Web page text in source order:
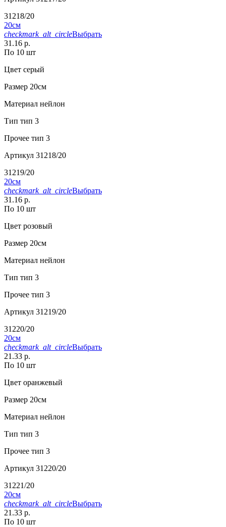
31218/20
20см
checkmark_alt_circleВыбрать
31.16 р.
По 10 шт
Цвет серый
Размер 20см
Материал нейлон
Тип тип 3
Прочее тип 3
Артикул 31218/20
31219/20
20см
checkmark_alt_circleВыбрать
31.16 р.
По 10 шт
Цвет розовый
Размер 20см
Материал нейлон
Тип тип 3
Прочее тип 3
Артикул 31219/20
31220/20
20см
checkmark_alt_circleВыбрать
21.33 р.
По 10 шт
Цвет оранжевый
Размер 20см
Материал нейлон
Тип тип 3
Прочее тип 3
Артикул 31220/20
31221/20
20см
checkmark_alt_circleВыбрать
21.33 р.
По 10 шт